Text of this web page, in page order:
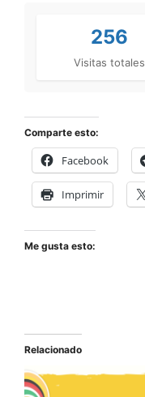
256
Visitas totales
Comparte esto:
Facebook
Imprimir
Me gusta esto:
Relacionado